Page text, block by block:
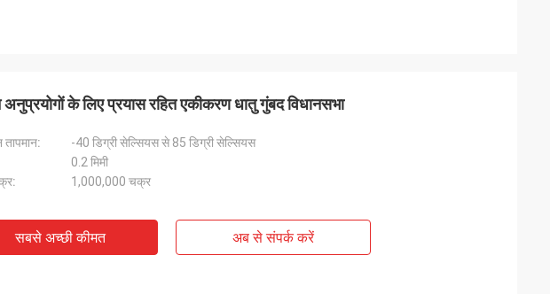
अनुप्रयोगों के लिए प्रयास रहित एकीकरण धातु गुंबद विधानसभा
तापमान:
-40 डिग्री सेल्सियस से 85 डिग्री सेल्सियस
0.2 मिमी
1,000,000 चक्र
सबसे अच्छी कीमत अब से संपर्क करें